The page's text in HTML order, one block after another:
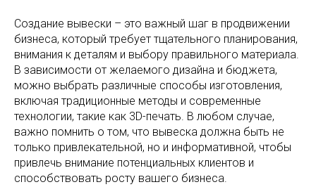
Создание вывески – это важный шаг в продвижении
бизнеса, который требует тщательного планирования,
внимания к деталям и выбору правильного материала.
В зависимости от желаемого дизайна и бюджета,
можно выбрать различные способы изготовления,
включая традиционные методы и современные
технологии, такие как 3D-печать. В любом случае,
важно помнить о том, что вывеска должна быть не
только привлекательной, но и информативной, чтобы
привлечь внимание потенциальных клиентов и
способствовать росту вашего бизнеса.